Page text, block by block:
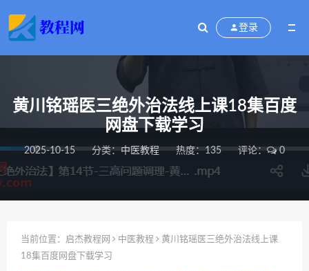
登录
黄川铭瑶医三绝外治法线上课18集百度
网盘下载学习
2025-10-15 分类：中医教程 热度：135 评论： 0
当前位置： 启杰教程网 中医教程
黄川铭瑶医三绝外治法线上课
18集百度网盘下载学习